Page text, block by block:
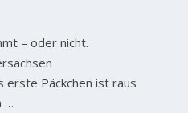
– oder nicht.
erste Päckchen ist raus
…